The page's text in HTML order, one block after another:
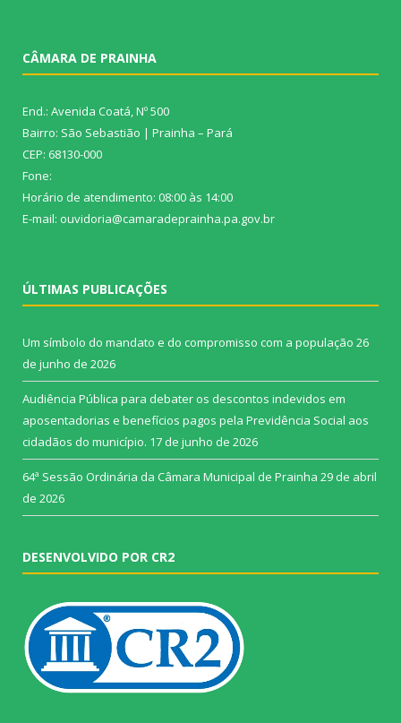
CÂMARA DE PRAINHA
End.: Avenida Coatá, Nº 500
Bairro: São Sebastião | Prainha – Pará
CEP: 68130-000
Fone:
Horário de atendimento: 08:00 às 14:00
E-mail: ouvidoria@camaradeprainha.pa.gov.br
ÚLTIMAS PUBLICAÇÕES
Um símbolo do mandato e do compromisso com a população 26
de junho de 2026
Audiência Pública para debater os descontos indevidos em
aposentadorias e benefícios pagos pela Previdência Social aos
cidadãos do município. 17 de junho de 2026
64ª Sessão Ordinária da Câmara Municipal de Prainha 29 de abril
de 2026
DESENVOLVIDO POR CR2